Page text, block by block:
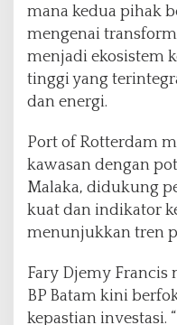
mana kedua pihak
mengenai
menjadi ekosistem
tinggi yang
dan energi.
Port of Rotterdam
kawasan dengan
Malaka, didukung
kuat dan indikator
menunjukkan tren
Fary Djemy Francis
BP Batam kini
kepastian investasi.